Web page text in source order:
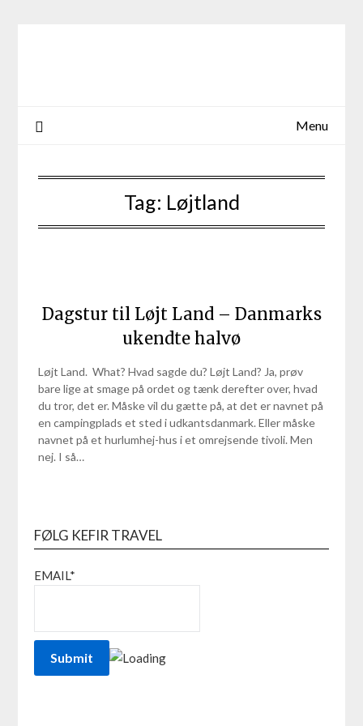
Menu
Tag: Løjtland
Dagstur til Løjt Land – Danmarks
ukendte halvø
Løjt Land. What? Hvad sagde du? Løjt Land? Ja, prøv
bare lige at smage på ordet og tænk derefter over, hvad
du tror, det er. Måske vil du gætte på, at det er navnet på
en campingplads et sted i udkantsdanmark. Eller måske
navnet på et hurlumhej-hus i et omrejsende tivoli. Men
nej. I så…
FØLG KEFIR TRAVEL
EMAIL*